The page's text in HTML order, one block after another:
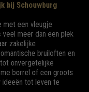
bij Schouwburg
met een vleugje
meer dan een plek
zakelijke
bruiloften en
onvergetelijke
borrel of een groots
ideeën tot leven te